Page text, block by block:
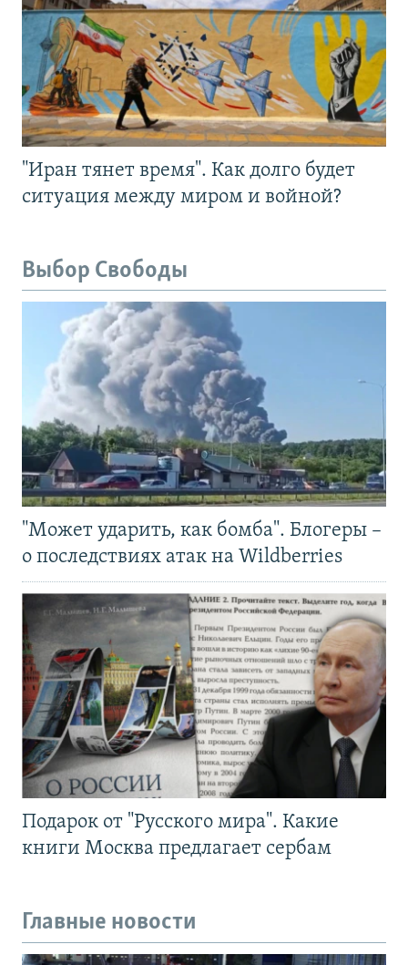
"Иран тянет время". Как долго будет
ситуация между миром и войной?
Выбор Свободы
"Может ударить, как бомба". Блогеры –
о последствиях атак на Wildberries
Подарок от "Русского мира". Какие
книги Москва предлагает сербам
Главные новости